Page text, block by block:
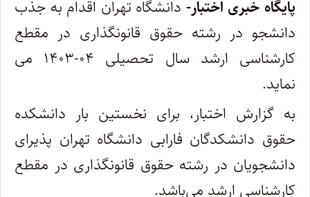
پایگاه خبری اختبار- دانشگاه تهران اقدام به جذب
دانشجو در رشته حقوق قانونگذاری در مقطع
کارشناسی ارشد سال تحصیلی ۰۴-۱۴۰۳ می
نماید.
به گزارش اختبار، برای نخستین بار دانشکده
حقوق دانشکدگان فارابی دانشگاه تهران پذیرای
دانشجویان در رشته حقوق قانونگذاری در مقطع
کارشناسی ارشد می‌باشد.